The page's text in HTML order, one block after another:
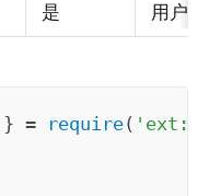
是 用户
} = require( 'ext://